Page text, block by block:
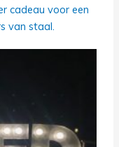
cadeau voor een
van staal.